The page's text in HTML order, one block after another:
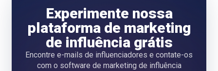
Experimente nossa
plataforma de marketing
de influência grátis
Encontre e-mails de influenciadores e contate-os
com o software de marketing de influência